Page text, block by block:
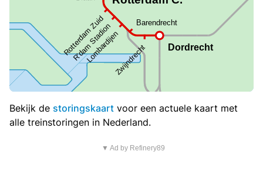
Bekijk de storingskaart voor een actuele kaart met
alle treinstoringen in Nederland.
▼ Ad by Refinery89